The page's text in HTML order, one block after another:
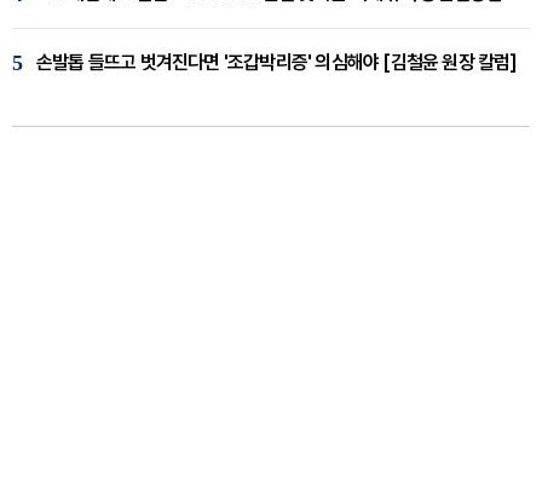
5 손발톱 들뜨고 벗겨진다면 '조갑박리증' 의심해야 [김철윤 원장 칼럼]